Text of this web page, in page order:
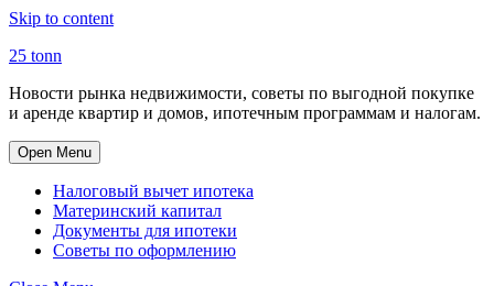
Skip to content
25 tonn
Новости рынка недвижимости, советы по выгодной покупке
и аренде квартир и домов, ипотечным программам и налогам.
Open Menu
Налоговый вычет ипотека
Материнский капитал
Документы для ипотеки
Советы по оформлению